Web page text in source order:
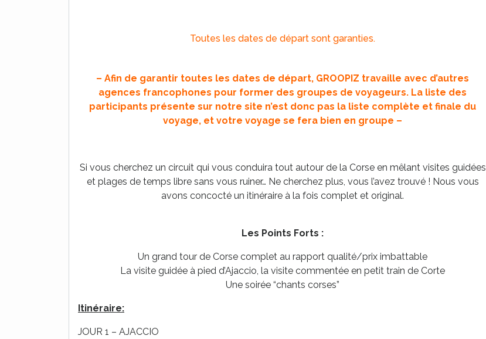
Toutes les dates de départ sont garanties.
– Afin de garantir toutes les dates de départ, GROOPIZ travaille avec d’autres
agences francophones pour former des groupes de voyageurs. La liste des
participants présente sur notre site n’est donc pas la liste complète et finale du
voyage, et votre voyage se fera bien en groupe –
Si vous cherchez un circuit qui vous conduira tout autour de la Corse en mêlant visites guidées
et plages de temps libre sans vous ruiner… Ne cherchez plus, vous l’avez trouvé ! Nous vous
avons concocté un itinéraire à la fois complet et original.
Les Points Forts :
Un grand tour de Corse complet au rapport qualité/prix imbattable
La visite guidée à pied d’Ajaccio, la visite commentée en petit train de Corte
Une soirée “chants corses”
Itinéraire:
JOUR 1 – AJACCIO